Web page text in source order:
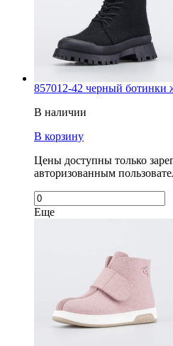
857012-42 черный ботинки
В наличии
В корзину
Цены доступны только
авторизованным
Еще